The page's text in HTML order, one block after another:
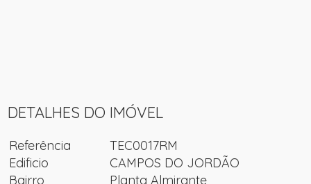
DETALHES DO IMÓVEL
Referência
TEC0017RM
Edificio
CAMPOS DO JORDÃO
Bairro
Planta Almirante